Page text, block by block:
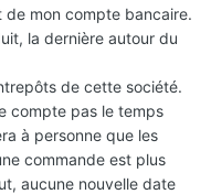
mon compte bancaire.
la dernière autour du
de cette société.
compte pas le temps
à personne que les
commande est plus
aucune nouvelle date